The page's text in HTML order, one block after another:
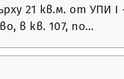
21 кв.м. от УПИ
в кв. 107, по…